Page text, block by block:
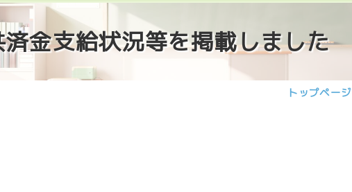
金支給状況等を掲載しました
トップページ